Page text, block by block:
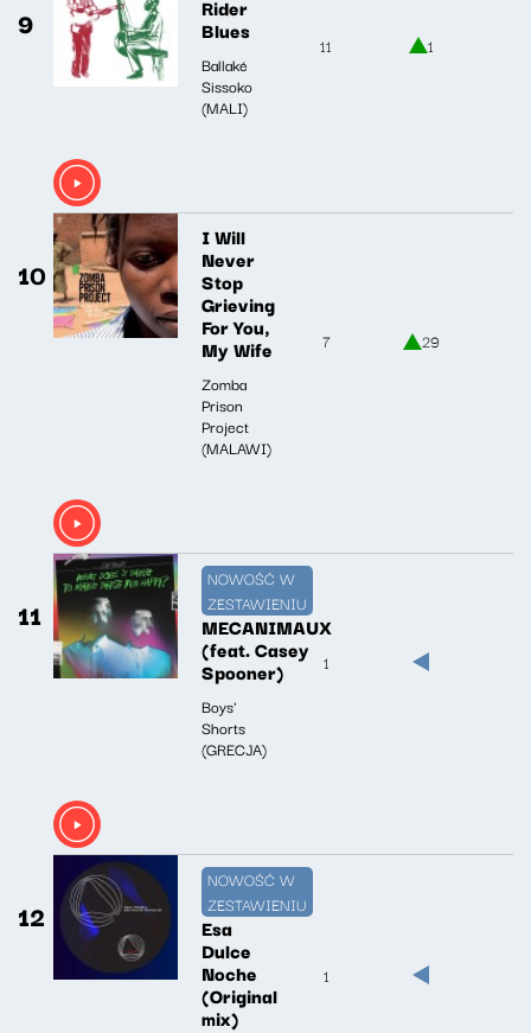
9 Rider
Blues
Ballaké
Sissoko
(MALI)
11 1
10
I Will
Never
Stop
Grieving
For You,
My Wife
Zomba
Prison
Project
(MALAWI)
7 29
11
NOWOŚĆ W
ZESTAWIENIU
MECANIMAUX
(feat. Casey
Spooner)
Boys'
Shorts
(GRECJA)
1
12
NOWOŚĆ W
ZESTAWIENIU
Esa
Dulce
Noche
(Original
mix)
1